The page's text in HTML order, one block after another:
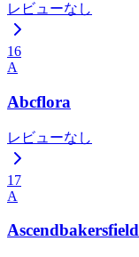
レビューなし
16
A
Abcflora
レビューなし
17
A
Ascendbakersfield